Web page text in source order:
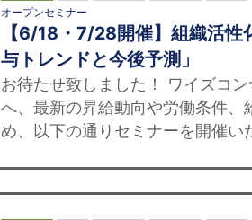
オープンセミナー
【6/18・7/28開催】組織活
与トレンドと今後予測」
お待たせ致しました！ ワイズコ
へ、最新の昇給動向や労働条件
め、以下の通りセミナーを開催